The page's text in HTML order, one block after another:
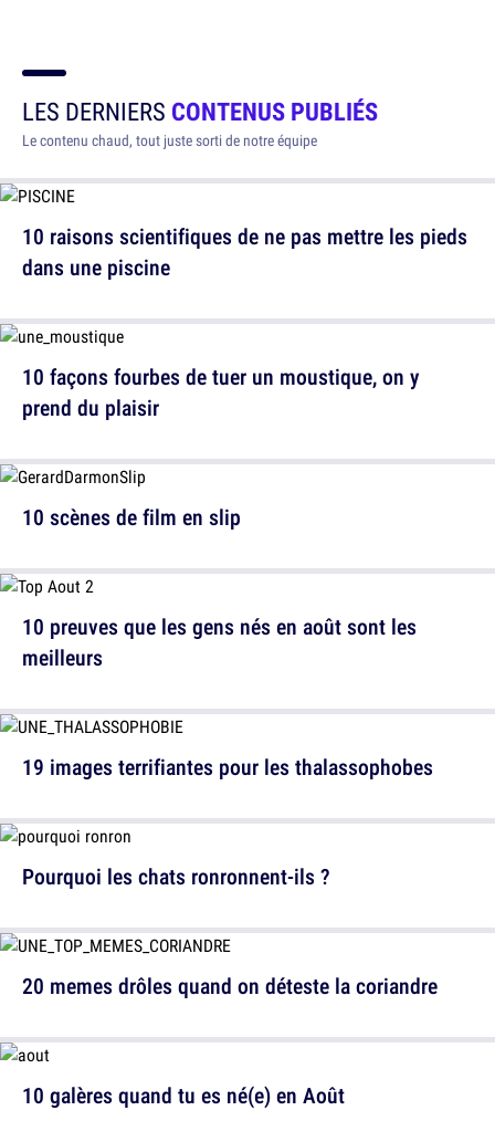
LES DERNIERS CONTENUS PUBLIÉS
Le contenu chaud, tout juste sorti de notre équipe
10 raisons scientifiques de ne pas mettre les pieds
dans une piscine
10 scènes de film en slip
19 images terrifiantes pour les thalassophobes
20 memes drôles quand on déteste la coriandre
10 façons fourbes de tuer un moustique, on y
prend du plaisir
10 preuves que les gens nés en août sont les
meilleurs
Pourquoi les chats ronronnent-ils ?
10 galères quand tu es né(e) en Août